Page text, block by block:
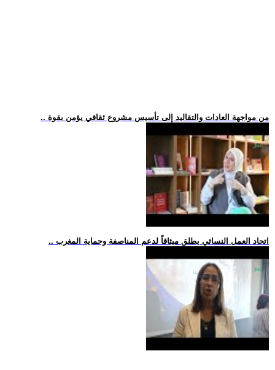
.. من مواجهة العادات والتقاليد إلى تأسيس مشروع ثقافي يؤمن بقوة
.. اتحاد العمل النسائي يطلق ميثاقاً لدعم المناصفة وحماية المغرب